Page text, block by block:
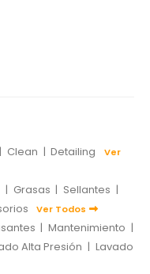
| Clean | Detailing
Ver
| Grasas | Sellantes |
Ver Todos
| Mantenimiento |
Alta Presión | Lavado